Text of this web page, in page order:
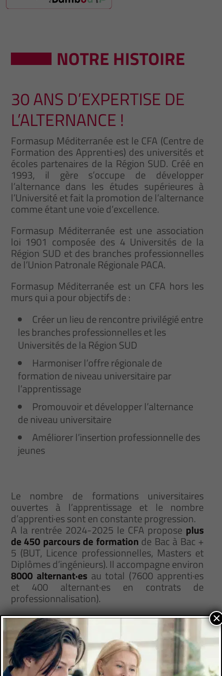
NOTRE HISTOIRE
30 ANS D’EXPERTISE DE
L’ALTERNANCE !
Formasup Méditerranée est le CFA (Centre de
Formation des Apprenti·es) des universités et
écoles partenaires de la Région SUD. Créé en
1993, il gère s’occupe de développer
l’alternance dans les études supérieures à
l’Université et fait la promotion de l’alternance
comme étant une voie d’excellence.
Formasup Méditerranée est une association
loi 1901 composée des 4 Universités de la
Région SUD et des branches professionnelles
de l’Union Patronale Régionale PACA.
Formasup Méditerranée est un CFA hors les
murs qui a pour objectifs de :
Créer un lieu de rencontre privilégié entre
les branches professionnelles et les
Universités de la Région SUD
Harmoniser l’offre régionale de
formation de niveau universitaire par
l’apprentissage
Promouvoir et développer l’alternance
de niveau universitaire
Améliorer l’insertion professionnelle des
jeunes
Le nombre de formations universitaires
ouvertes à l’apprentissage et le nombre
d’apprenti·es sont en constante progression.
A la rentrée 2024-2025 le CFA propose plus
de 450 parcours de formation de Bac à Bac +
5 (BUT, Licence professionnelles, Masters et
Diplômes d’ingénieurs). Il accompagne environ
8000 alternant·esau total (7600 apprenti·es
et 400 alternant·es en contrats de
professionnalisation).
C’est un CFA « hors les murs ». Les
enseignements théoriques se déroulent au
sein des formations de nos partenaires sur les
différents sites universitaires de la Région
SUD.
×